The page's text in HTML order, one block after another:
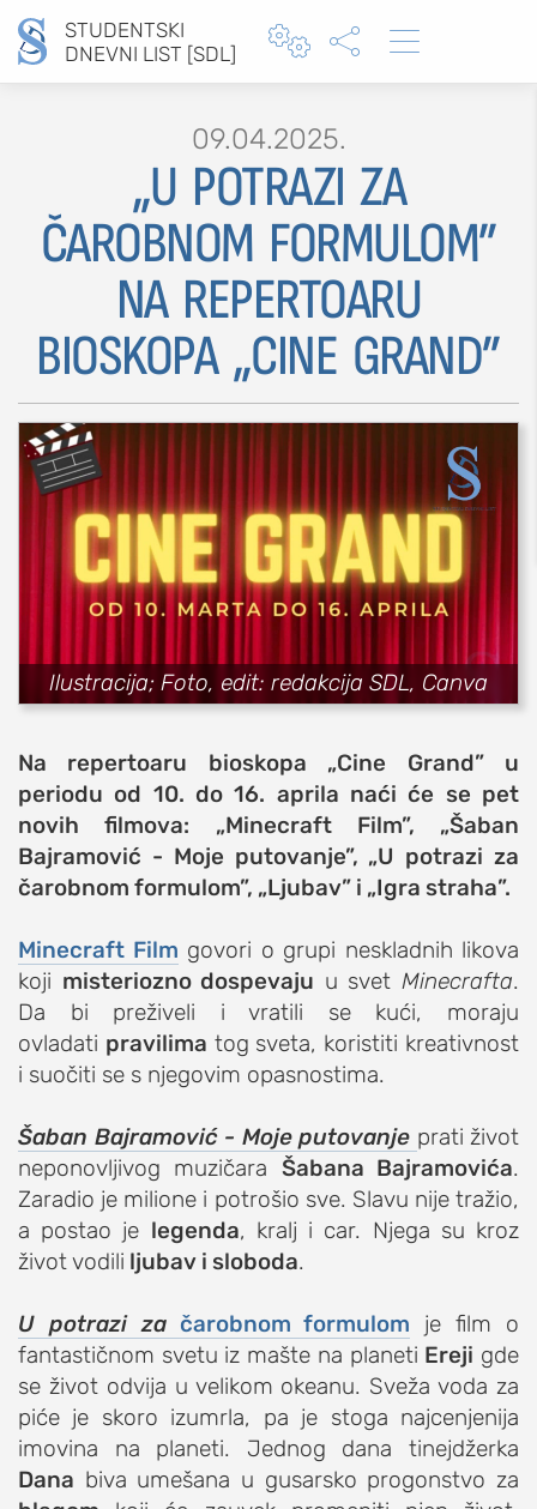
STUDENTSKI
DNEVNI LIST [SDL]
  
Type 2 or more characters for results.
MOJ SDL
prijava
SEKCIJE
društvo
kultura
sport
fudbal
košarka
rukomet
ostali sportovi
zabava
muzika
putovanja
studenti
organizacije
konkursi
fakulteti
zdravlje
it
kolumna
sdl podkast
STUDENTSKI DNEVNI LIST
o nama
impresum
kontakt
09.04.2025.
„U POTRAZI ZA
ČAROBNOM FORMULOM”
NA REPERTOARU
BIOSKOPA „CINE GRAND”
Ilustracija; Foto, edit: redakcija SDL, Canva
Na repertoaru bioskopa „Cine Grand” u
periodu od 10. do 16. aprila naći će se pet
novih filmova: „Minecraft Film”, „Šaban
Bajramović - Moje putovanje”, „U potrazi za
čarobnom formulom”, „Ljubav” i „Igra straha”.
Minecraft Film govori o grupi neskladnih likova
koji misteriozno dospevaju u svetMinecrafta.
Da bi preživeli i vratili se kući, moraju
ovladati pravilima tog sveta, koristiti kreativnost
i suočiti se s njegovim opasnostima.
Šaban Bajramović - Moje putovanje prati život
neponovljivog muzičara Šabana Bajramovića.
Zaradio je milione i potrošio sve. Slavu nije tražio,
a postao je legenda, kralj i car. Njega su kroz
život vodili ljubav i sloboda.
U potrazi začarobnom formulom je film o
fantastičnom svetu iz mašte na planeti Ereji gde
se život odvija u velikom okeanu. Sveža voda za
piće je skoro izumrla, pa je stoga najcenjenija
imovina na planeti. Jednog dana tinejdžerka
Dana biva umešana u gusarsko progonstvo za